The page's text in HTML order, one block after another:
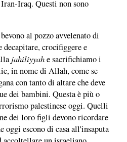
Iraq. Questi non sono
al pozzo avvelenato di
crocifiggere e
jahiliyyahe sacrifichiamo i
in nome di Allah, come se
con tanto di altare che deve
dei bambini. Questa è più o
palestinese oggi. Quelli
dei loro figli devono ricordare
oggi escono di casa all'insaputa